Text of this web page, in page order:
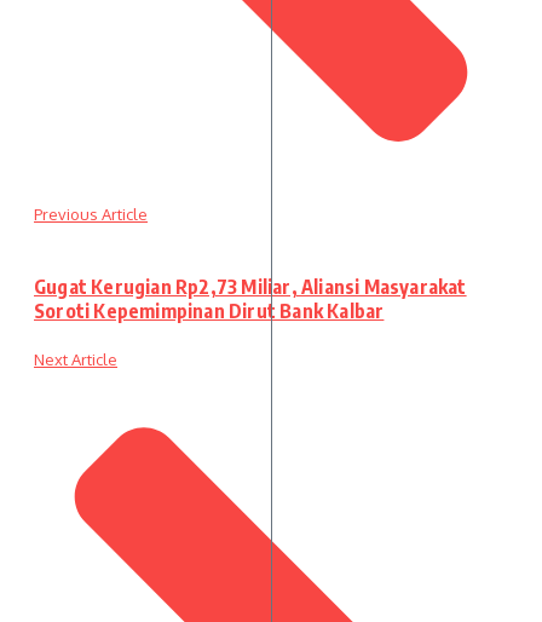
Previous Article
Gugat Kerugian Rp2,73 Miliar, Aliansi Masyarakat
Soroti Kepemimpinan Dirut Bank Kalbar
Next Article